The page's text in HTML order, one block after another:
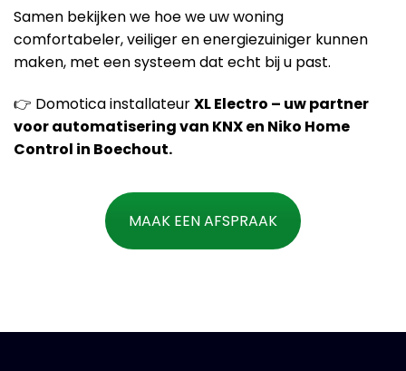
Samen bekijken we hoe we uw woning
comfortabeler, veiliger en energiezuiniger kunnen
maken, met een systeem dat echt bij u past.
👉 Domotica installateurXL Electro – uw partner
voor automatisering van KNX en Niko Home
Control in Boechout.
MAAK EEN AFSPRAAK